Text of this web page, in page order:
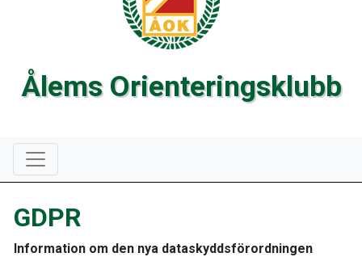
Ålems Orienteringsklubb
GDPR
Information om den nya dataskyddsförordningen